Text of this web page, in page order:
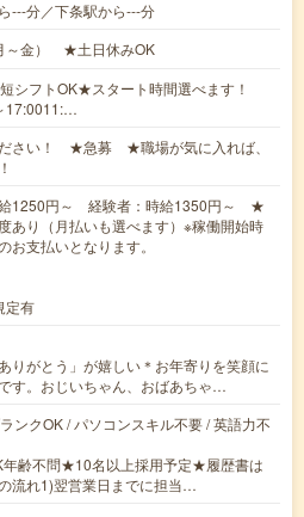
---分／下条駅から---分
～金） ★土日休みOK
シフトOK★スタート時間選べます！
17:0011:…
さい！ ★急募 ★職場が気に入れば、
給1250円～ 経験者：時給1350円～ ★
あり（月払いも選べます）※稼働開始時
お支払いとなります。
定有
りがとう」が嬉しい＊お年寄りを笑顔に
す。おじいちゃん、おばあちゃ…
ンクOK / パソコンスキル不要 / 英語力不
年齢不問★10名以上採用予定★履歴書は
流れ1)翌営業日までに担当…